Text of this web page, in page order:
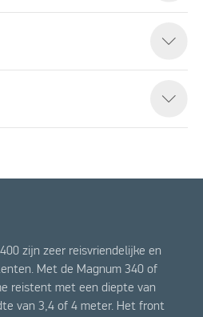
zijn zeer reisvriendelijke en
Met de Magnum 340 of
reistent met een diepte van
van 3,4 of 4 meter. Het front